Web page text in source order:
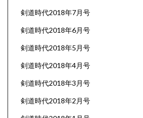
剣道時代2018年7月号
剣道時代2018年6月号
剣道時代2018年5月号
剣道時代2018年4月号
剣道時代2018年3月号
剣道時代2018年2月号